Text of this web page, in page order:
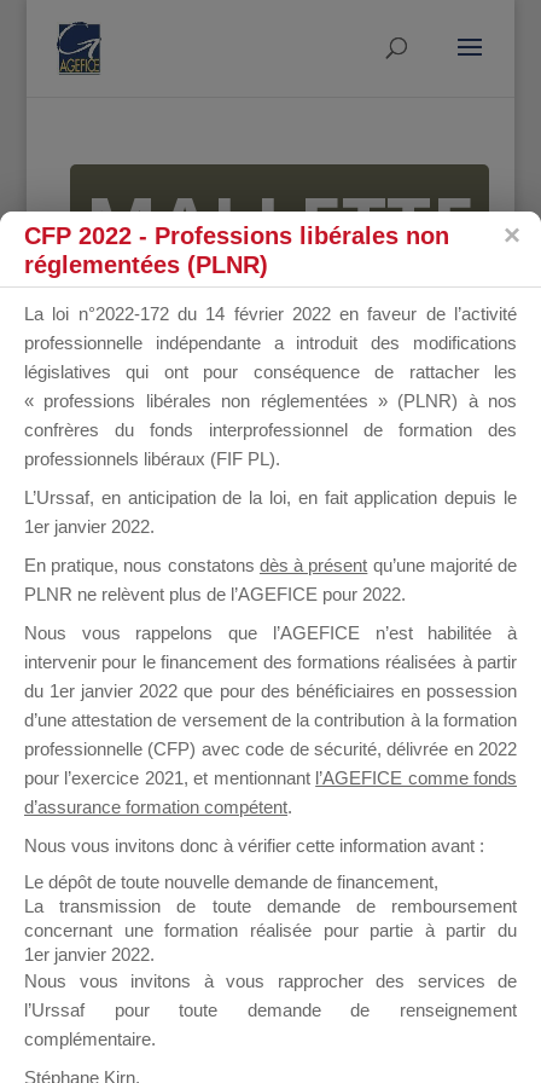
MALLETTE
DU
DIRIGEANT
il y a un mois
Ce groupe est destiné aux Organismes de
Formation qui souhaitent répondre à l’Appel à
Propositions Mallette du Dirigeant.
Ce groupe propose un forum dédié au support
sur lequel il est possible de laisser un message
ou poser une question.
NB : Il est nécessaire d’être
pouvoir rejoindre ce groupe
CFP 2022 - Professions libérales non
réglementées (PLNR)
La loi n°2022-172 du 14 février 2022 en faveur de l’activité
professionnelle indépendante a introduit des modifications
législatives qui ont pour conséquence de rattacher les
« professions libérales non réglementées » (PLNR) à nos
confrères du fonds interprofessionnel de formation des
professionnels libéraux (FIF PL).
L’Urssaf, en anticipation de la loi, en fait application depuis le
1er janvier 2022.
En pratique, nous constatons dès à présent qu’une majorité de
PLNR ne relèvent plus de l’AGEFICE pour 2022.
Nous vous rappelons que l’AGEFICE n’est habilitée à
intervenir pour le financement des formations réalisées à partir
du 1er janvier 2022 que pour des bénéficiaires en possession
d’une attestation de versement de la contribution à la formation
professionnelle (CFP) avec code de sécurité, délivrée en 2022
pour l’exercice 2021, et mentionnant l’AGEFICE comme fonds
d’assurance formation compétent.
Nous vous invitons donc à vérifier cette information avant :
Le dépôt de toute nouvelle demande de financement,
La transmission de toute demande de remboursement
concernant une formation réalisée pour partie à partir du
1er janvier 2022.
Nous vous invitons à vous rapprocher des services de
l’Urssaf pour toute demande de renseignement
complémentaire.
Stéphane Kirn,